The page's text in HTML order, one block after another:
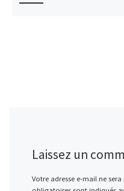
Laissez un
Votre adresse e-mail ne sera